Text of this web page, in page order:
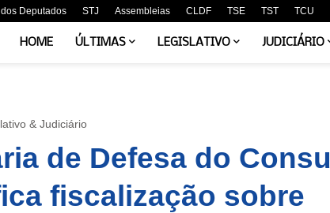
Deputados STJ Assembleias CLDF TSE TST TCU
HOME ÚLTIMAS LEGISLATIVO JUDICIÁRIO
& Judiciário
de Defesa do
fiscalização sobre